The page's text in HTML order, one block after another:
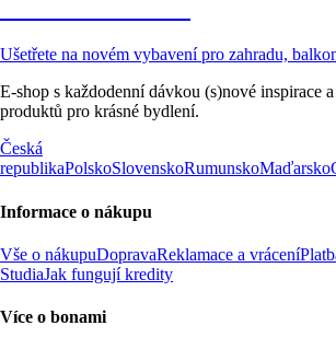
Ušetřete na novém vybavení pro zahradu,
E-shop s každodenní dávkou (s)nové inspirace
produktů pro krásné bydlení.
Česká
republikaPolskoSlovenskoRumunskoMaďarsko
Informace o nákupu
Vše o nákupuDopravaReklamace a vrácení
StudiaJak fungují kredity
Více o bonami